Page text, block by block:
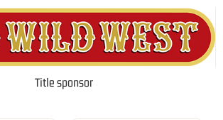
Title sponsor